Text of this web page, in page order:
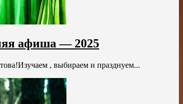
афиша — 2025
, выбираем и празднуем...